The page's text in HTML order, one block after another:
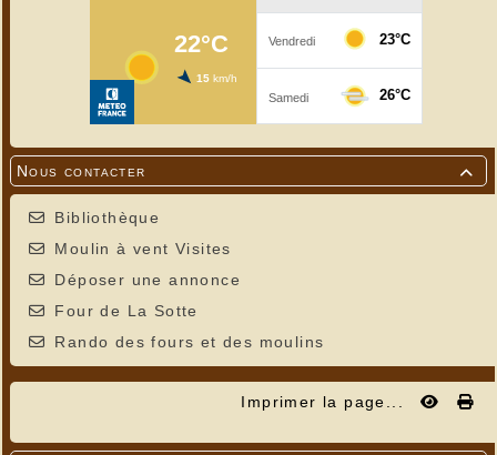

Nous contacter
Bibliothèque
Moulin à vent Visites
Déposer une annonce
Four de La Sotte
Rando des fours et des moulins
Imprimer la page...